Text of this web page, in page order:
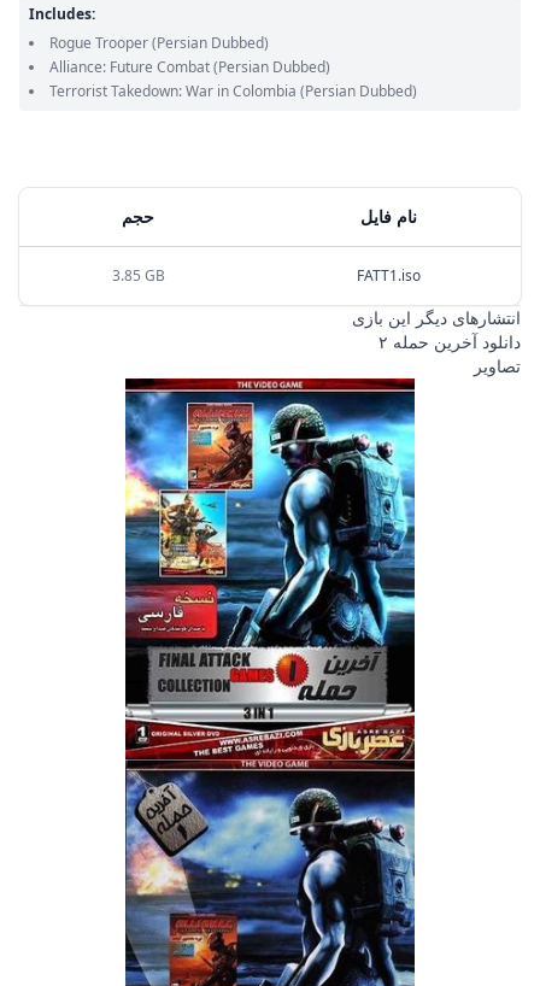
نام فایل حجم
FATT1.iso
3.85 GB
انتشارهای دیگر این بازی
دانلود آخرین حمله ۲
تصاویر
Includes:
Rogue Trooper(Persian Dubbed)
Alliance: Future Combat(Persian Dubbed)
Terrorist Takedown: War in Colombia (Persian Dubbed)